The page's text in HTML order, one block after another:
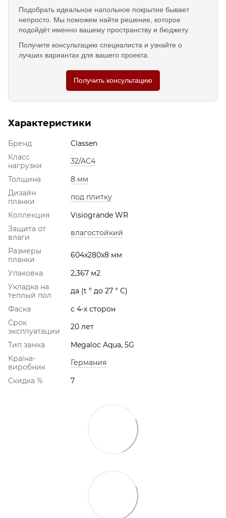
Подобрать идеальное напольное покрытие бывает
непросто. Мы поможем найти решение, которое
подойдёт именно вашему пространству и бюджету.
Получите консультацию специалиста и узнайте о
лучших вариантах для вашего проекта.
Получить консультацию
Характеристики
Бренд
Classen
Класс
нагрузки
32/AC4
Толщина
8 мм
Дизайн
планки
под плитку
Коллекция
Visiogrande WR
Защита от
влаги
влагостойкий
Размеры
планки
604x280x8 мм
Упаковка
2,367 м2
Укладка на
теплый пол
да (t ° до 27 ° С)
Фаска
с 4-х сторон
Срок
эксплуатации
20 лет
Тип замка
Megaloc Aqua, 5G
Країна-
виробник
Германия
Скидка %
7